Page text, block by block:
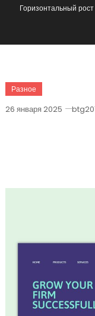
Горизонтальный
Разное
26 января 2025